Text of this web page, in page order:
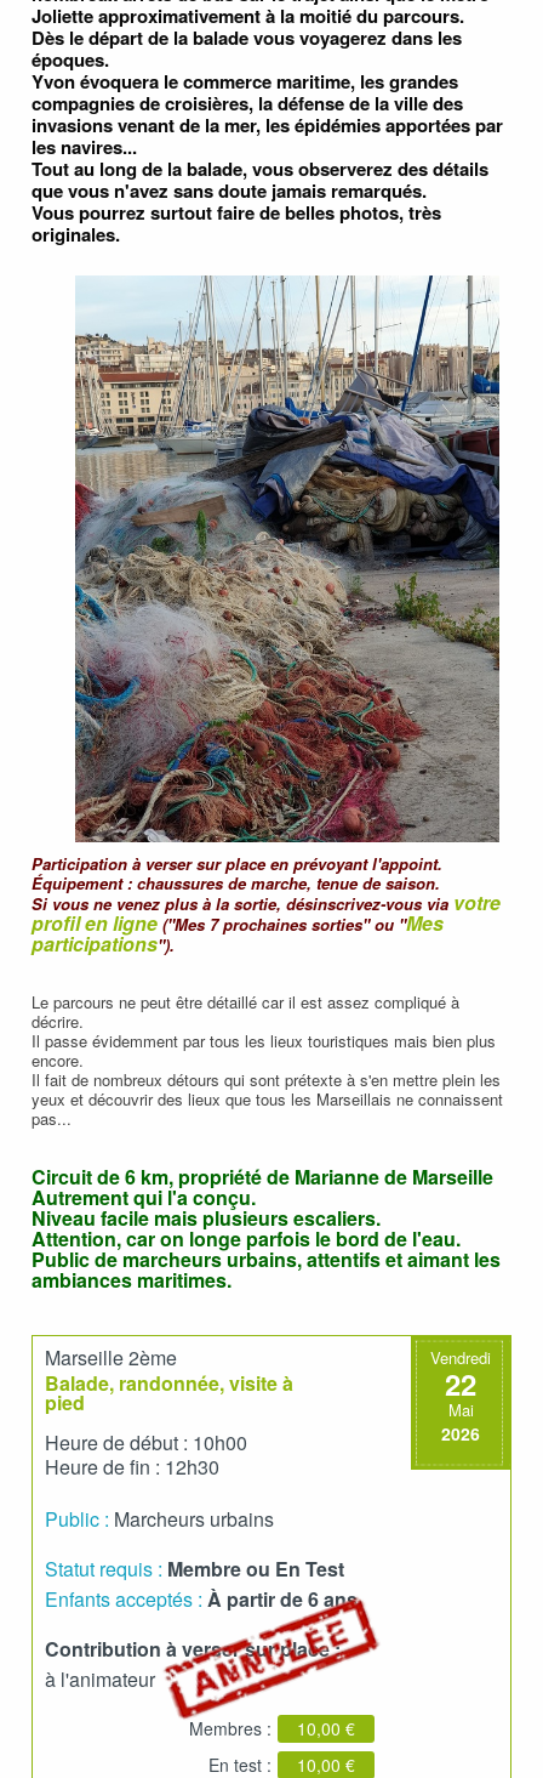
Joliette approximativement à la moitié du parcours.
Dès le départ de la balade vous voyagerez dans les
époques.
Yvon évoquera le commerce maritime, les grandes
compagnies de croisières, la défense de la ville des
invasions venant de la mer, les épidémies apportées par
les navires...
Tout au long de la balade, vous observerez des détails
que vous n'avez sans doute jamais remarqués.
Vous pourrez surtout faire de belles photos, très
originales.
Participation à verser sur place en prévoyant l'appoint.
Équipement : chaussures de marche, tenue de saison.
Si vous ne venez plus à la sortie, désinscrivez-vous via votre
profil en ligne ("Mes 7 prochaines sorties" ou "Mes
participations").
Le parcours ne peut être détaillé car il est assez compliqué à
décrire.
Il passe évidemment par tous les lieux touristiques mais bien plus
encore.
Il fait de nombreux détours qui sont prétexte à s'en mettre plein les
yeux et découvrir des lieux que tous les Marseillais ne connaissent
pas...
Circuit de 6 km, propriété de Marianne de Marseille
Autrement qui l'a conçu.
Niveau facile mais plusieurs escaliers.
Attention, car on longe parfois le bord de l'eau.
Public de marcheurs urbains, attentifs et aimant les
ambiances maritimes.
Vendredi
22
Mai
2026
Marseille 2ème
Balade, randonnée, visite à
pied
Heure de début : 10h00
Heure de fin : 12h30
Public : Marcheurs urbains
Statut requis : Membre ou En Test
Enfants acceptés : À partir de 6 ans
Contribution à verser sur place :
à l'animateur
Membres :
10,00 €
En test :
10,00 €